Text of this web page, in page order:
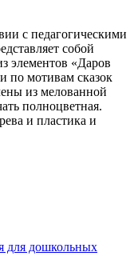
с педагогическими
собой
элементов «Даров
по мотивам сказок
из мелованной
полноцветная.
и пластика и
для дошкольных